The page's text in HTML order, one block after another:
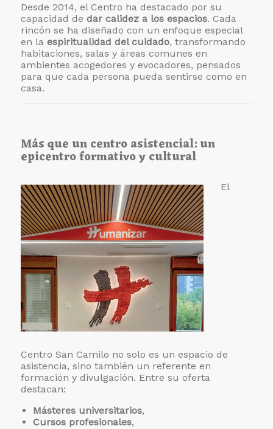
Desde 2014, el Centro ha destacado por su
capacidad dedar calidez a los espacios. Cada
rincón se ha diseñado con un enfoque especial
en laespiritualidad del cuidado, transformando
habitaciones, salas y áreas comunes en
ambientes acogedores y evocadores, pensados
para que cada persona pueda sentirse como en
casa.
Más que un centro asistencial: un
epicentro formativo y cultural
El
Centro San Camilo no solo es un espacio de
asistencia, sino también un referente en
formación y divulgación. Entre su oferta
destacan:
Másteres universitarios,
Cursos profesionales,